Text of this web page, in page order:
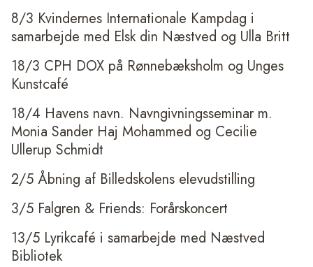
8/3 Kvindernes Internationale Kampdag i
samarbejde med Elsk din Næstved og Ulla Britt
18/3 CPH DOX på Rønnebæksholm og Unges
Kunstcafé
18/4 Havens navn. Navngivningsseminar m.
Monia Sander Haj Mohammed og Cecilie
Ullerup Schmidt
2/5 Åbning af Billedskolens elevudstilling
3/5 Falgren & Friends: Forårskoncert
13/5 Lyrikcafé i samarbejde med Næstved
Bibliotek